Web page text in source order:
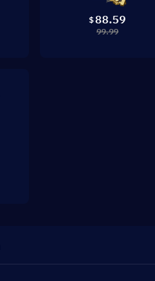
$88.59
99.99